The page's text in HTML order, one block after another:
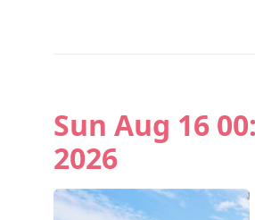
Sun Aug 16
2026